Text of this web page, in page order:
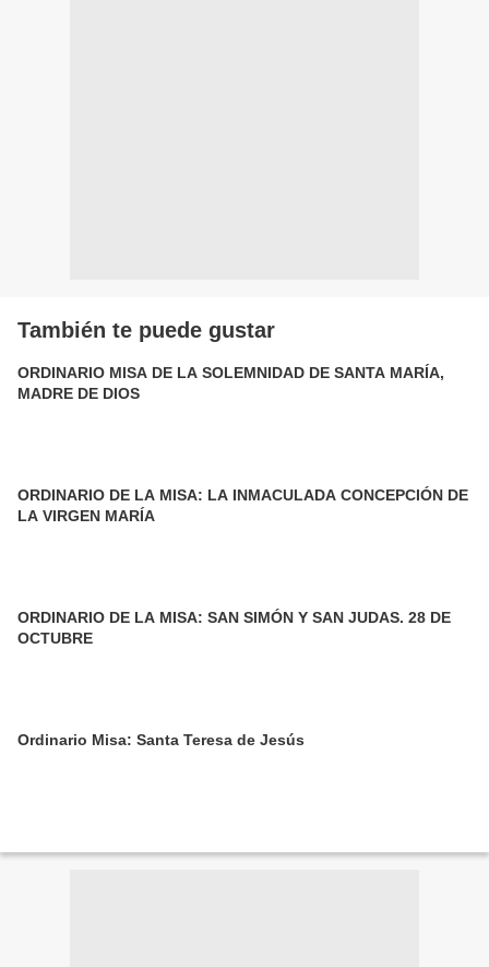
También te puede gustar
ORDINARIO MISA DE LA SOLEMNIDAD DE SANTA MARÍA,
MADRE DE DIOS
ORDINARIO DE LA MISA: LA INMACULADA CONCEPCIÓN DE
LA VIRGEN MARÍA
ORDINARIO DE LA MISA: SAN SIMÓN Y SAN JUDAS. 28 DE
OCTUBRE
Ordinario Misa: Santa Teresa de Jesús